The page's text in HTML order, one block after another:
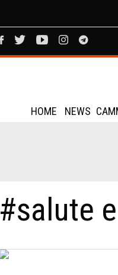
HOME NEWS
#salute